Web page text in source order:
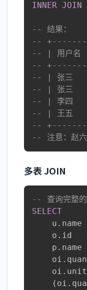
INNER JOIN
-- 结果：
--
-- | 用户名
--
-- | 张三
-- | 张三
-- | 李四
-- | 王五
--
-- 注意：赵六
多表 JOIN
-- 查询完整
SELECT
    u
.
    o
.
    p
.
    oi
.
    oi
.
( oi .